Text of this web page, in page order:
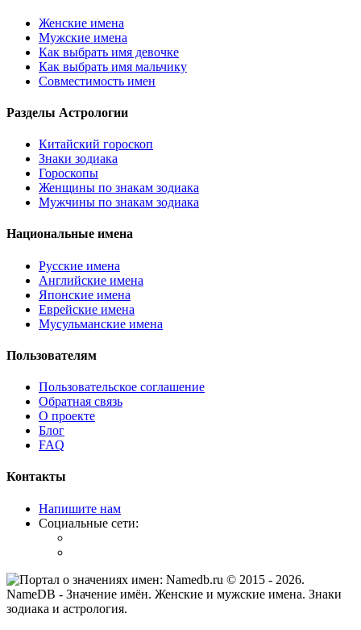
Женские имена
Мужские имена
Как выбрать имя девочке
Как выбрать имя мальчику
Совместимость имен
Разделы Астрологии
Китайский гороскоп
Знаки зодиака
Гороскопы
Женщины по знакам зодиака
Мужчины по знакам зодиака
Национальные имена
Русские имена
Английские имена
Японские имена
Еврейские имена
Мусульманские имена
Пользователям
Пользовательское соглашение
Обратная связь
О проекте
Блог
FAQ
Контакты
Напишите нам
Социальные сети:
© 2015 - 2026.
NameDB - Значение имён. Женские и мужские имена. Знаки
зодиака и астрология.